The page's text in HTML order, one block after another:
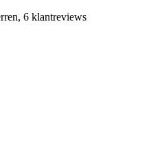
6 klantreviews